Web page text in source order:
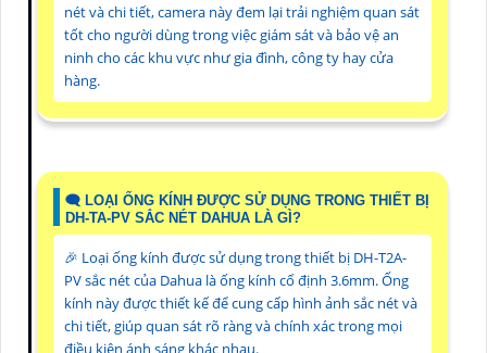
nét và chi tiết, camera này đem lại trải nghiệm quan sát
tốt cho người dùng trong việc giám sát và bảo vệ an
ninh cho các khu vực như gia đình, công ty hay cửa
hàng.
🗨️ LOẠI ỐNG KÍNH ĐƯỢC SỬ DỤNG TRONG THIẾT BỊ
DH-TA-PV SẮC NÉT DAHUA LÀ GÌ?
️🎉 Loại ống kính được sử dụng trong thiết bị DH-T2A-
PV sắc nét của Dahua là ống kính cố định 3.6mm. Ống
kính này được thiết kế để cung cấp hình ảnh sắc nét và
chi tiết, giúp quan sát rõ ràng và chính xác trong mọi
điều kiện ánh sáng khác nhau.